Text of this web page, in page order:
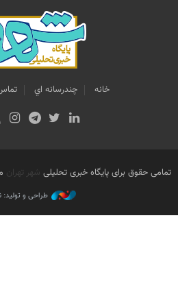
خانه چندرسانه اي
تمامی حقوق برای پایگاه خبری تحلیلی شهر تهران
طراحی و تولید: